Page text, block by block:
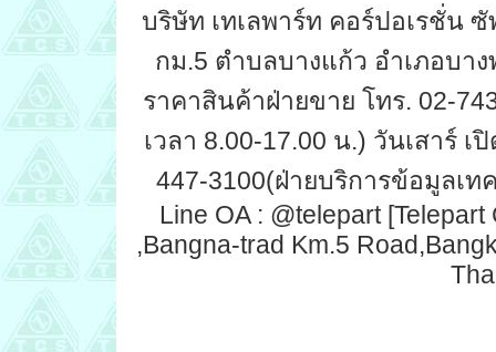
บริษัท เทเลพาร์ท คอร์ปอเรชั่น
กม.5 ตำบลบางแก้ว อำเภอบา
ราคาสินค้าฝ่ายขาย โทร. 02-
เวลา 8.00-17.00 น.) วันเสาร์
447-3100(ฝ่ายบริการข้อมูลเท
Line OA : @telepart
,Bangna-trad Km.5